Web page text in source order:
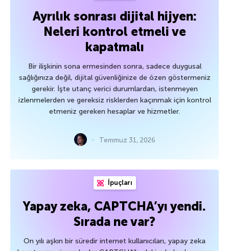
Ayrılık sonrası dijital hijyen:
Neleri kontrol etmeli ve
kapatmalı
Bir ilişkinin sona ermesinden sonra, sadece duygusal
sağlığınıza değil, dijital güvenliğinize de özen göstermeniz
gerekir. İşte utanç verici durumlardan, istenmeyen
izlenmelerden ve gereksiz risklerden kaçınmak için kontrol
etmeniz gereken hesaplar ve hizmetler.
Temmuz 31, 2026
İpuçları
Yapay zeka, CAPTCHA’yı yendi.
Sırada ne var?
On yılı aşkın bir süredir internet kullanıcıları, yapay zeka